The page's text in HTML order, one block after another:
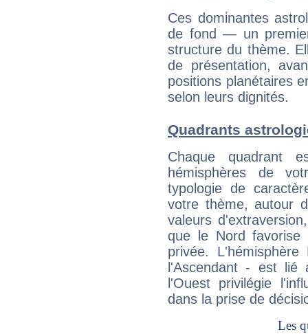
Ces dominantes
de fond — un
structure du thème.
de présentation,
positions planétaires
selon leurs dignités.
Quadrants
Chaque quadrant
hémisphères de
typologie de
votre thème, autour
valeurs
que le Nord favorise
privée.
l'Ascendant - est
l'Ouest privilégie
dans la prise de